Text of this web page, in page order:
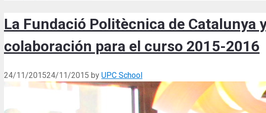
La Fundació Politècnica de Catalunya
colaboración para el curso 2015-2016
24/11/201524/11/2015 by UPC School